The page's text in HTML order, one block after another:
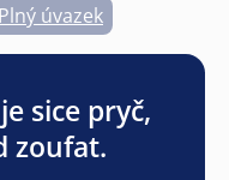
Plný úvazek
sice pryč,
zoufat.